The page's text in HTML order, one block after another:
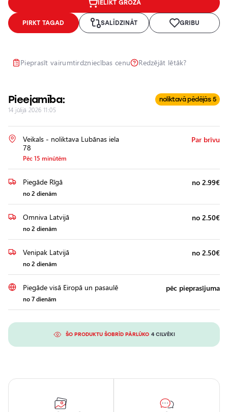
IELIKT GROZĀ
PIRKT TAGAD SALĪDZINĀT GRIBU
Pieprasīt vairumtirdzniecības cenu Redzējāt lētāk?
Pieejamība: noliktavā pēdējās 5
14 jūlijā 2026 11:05
Veikals - noliktava Lubānas iela
78
Pēc 15 minūtēm
Par brīvu
Piegāde Rīgā
no 2 dienām
no 2.99€
Omniva Latvijā
no 2 dienām
no 2.50€
Venipak Latvijā
no 2 dienām
no 2.50€
Piegāde visā Eiropā un pasaulē
no 7 dienām
pēc pieprasījuma
ŠO PRODUKTU ŠOBRĪD PĀRLŪKO 4 CILVĒKI
Lukturu
pulēšana
uzstādīšana